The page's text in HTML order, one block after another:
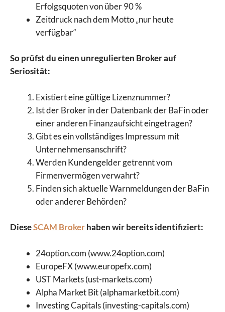
Erfolgsquoten von über 90 %
Zeitdruck nach dem Motto „nur heute
verfügbar“
So prüfst du einen unregulierten Broker auf
Seriosität:
Existiert eine gültige Lizenznummer?
Ist der Broker in der Datenbank der BaFin oder
einer anderen Finanzaufsicht eingetragen?
Gibt es ein vollständiges Impressum mit
Unternehmensanschrift?
Werden Kundengelder getrennt vom
Firmenvermögen verwahrt?
Finden sich aktuelle Warnmeldungen der BaFin
oder anderer Behörden?
DieseSCAM Brokerhaben wir bereits identifiziert:
24option.com (www.24option.com)
EuropeFX (www.europefx.com)
UST Markets (ust-markets.com)
Alpha Market Bit (alphamarketbit.com)
Investing Capitals (investing-capitals.com)